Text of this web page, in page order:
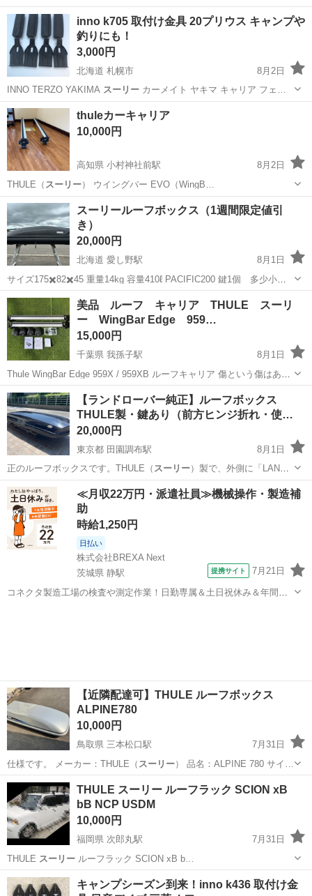
北海道 札幌市 車のパーツ inno
inno k705 取付け金具 20プリウス キャンプや
釣りにも！
3,000円
北海道 札幌市
8月2日
INNO TERZO YAKIMA スーリーカーメイト ヤキマ キャリア フェ…
北海道 札幌市 車のパーツ
thuleカーキャリア
10,000円
高知県 小村神社前駅
8月2日
THULE（ スーリー） ウイングバー EVO（WingB…
高知 土佐市 小村神社前駅 キャリア、ラック thule
スーリールーフボックス（1週間限定値引
き）
20,000円
北海道 愛し野駅
8月1日
サイズ175✖️82✖️45 重量14kg 容量410ℓ PACIFIC200 鍵1個 多少小傷
経年劣化（エンブレム）有りますがぁ、綺麗です。 管内及び、片道
160k位迄であれば、有料にて配達致します。
北海道 北見市 愛し野駅 マリンスポーツ
美品 ルーフ キャリア THULE スーリ
ー WingBar Edge 959…
15,000円
千葉県 我孫子駅
8月1日
Thule WingBar Edge 959X / 959XB ルーフキャリア 傷という傷はあり
ません。サイドカバーに傷に見える白い跡のようなものがあります。
写真にはありませんが、残りのサイドカバーにも少しありま...
千葉 柏市 我孫子駅 キャリア、ラック ウィングバー
【ランドローバー純正】ルーフボックス
THULE製・鍵あり（前方ヒンジ折れ・使…
20,000円
東京都 田園調布駅
8月1日
正のルーフボックスです。THULE（ スーリー）製で、外側に「LAND
ROVER…
東京 世田谷区 田園調布駅 外装、車外用品
≪月収22万円・派遣社員≫機械操作・製造補
助
時給1,250円
日払い
株式会社BREXA Next
茨城県 静駅
提携サイト 7月21日
コネクタ製造工場の検査や測定作業！日勤専属＆土日祝休み＆年間休
【近隣配達可】THULE ルーフボックス
ALPINE780
10,000円
鳥取県 三本松口駅
7月31日
仕様です。 メーカー：THULE（ スーリー） 品名：ALPINE 780 サイ…
鳥取 米子市 キャリア、ラック
THULE スーリー ルーフラック SCION xB
bB NCP USDM
10,000円
福岡県 次郎丸駅
7月31日
THULE スーリールーフラック SCION xB b…
福岡 福岡市 次郎丸駅 キャリア、ラック
キャンプシーズン到来！inno k436 取付け金